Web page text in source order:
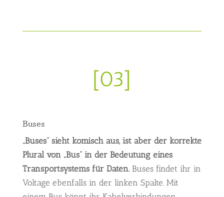
[03]
Buses
„Buses“ sieht komisch aus, ist aber der korrekte
Plural von „Bus“ in der Bedeutung eines
Transportsystems für Daten.Buses findet ihr in
Voltage ebenfalls in der linken Spalte. Mit